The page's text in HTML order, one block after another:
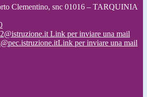
Clementino, snc 01016 – TARQUINIA
Link per inviare una mail
Link per inviare una mail